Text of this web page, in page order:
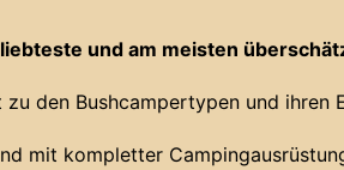
und am meisten
den Bushcampertypen und ihren
mit kompletter